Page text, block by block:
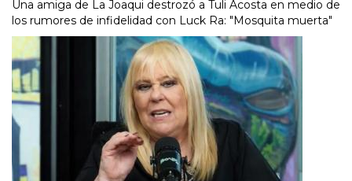
Una amiga de La Joaqui destrozó a Tuli Acosta en medio de
los rumores de infidelidad con Luck Ra: "Mosquita muerta"